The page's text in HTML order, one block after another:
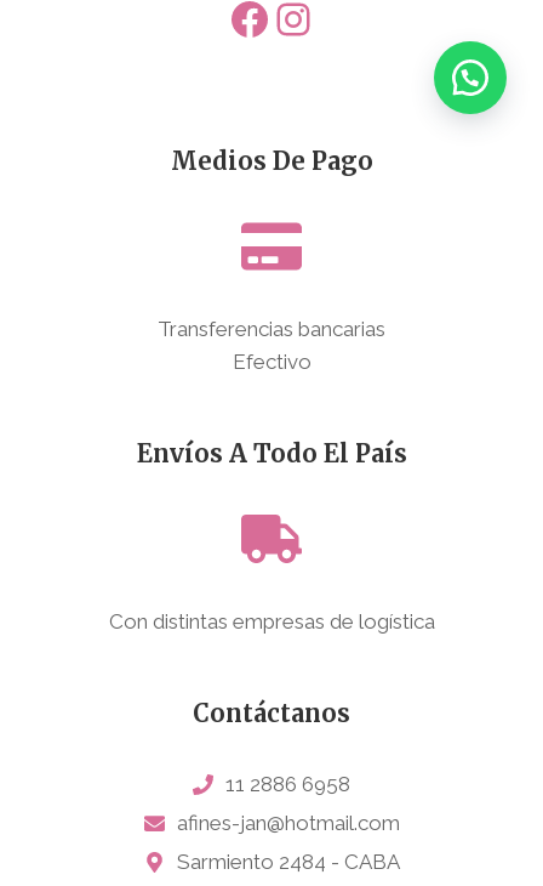
Facebook
Instagram
Medios De Pago
Transferencias bancarias
Efectivo
Envíos A Todo El País
Con distintas empresas de logística
Contáctanos
11 2886 6958
afines-jan@hotmail.com
Sarmiento 2484 - CABA